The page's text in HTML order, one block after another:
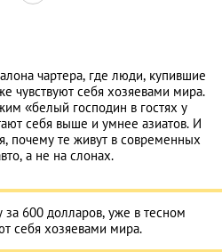
чартера, где люди, купившие
чувствуют себя хозяевами мира.
«белый господин в гостях у
себя выше и умнее азиатов. И
почему те живут в современных
а не на слонах.
600 долларов, уже в тесном
себя хозяевами мира.